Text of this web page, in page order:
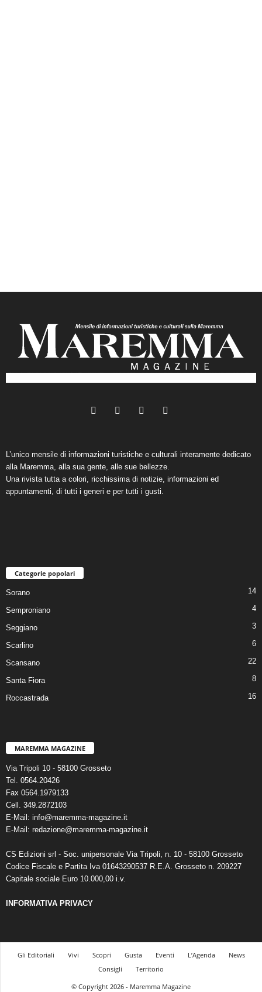
L’unico mensile di informazioni turistiche e culturali interamente dedicato
alla Maremma, alla sua gente, alle sue bellezze.
Una rivista tutta a colori, ricchissima di notizie, informazioni ed
appuntamenti, di tutti i generi e per tutti i gusti.
Categorie popolari
Sorano 14
Semproniano 4
Seggiano 3
Scarlino 6
Scansano 22
Santa Fiora 8
Roccastrada 16
MAREMMA MAGAZINE
Via Tripoli 10 - 58100 Grosseto
Tel. 0564.20426
Fax 0564.1979133
Cell. 349.2872103
E-Mail: info@maremma-magazine.it
E-Mail: redazione@maremma-magazine.it
CS Edizioni srl - Soc. unipersonale Via Tripoli, n. 10 - 58100 Grosseto
Codice Fiscale e Partita Iva 01643290537 R.E.A. Grosseto n. 209227
Capitale sociale Euro 10.000,00 i.v.
INFORMATIVA PRIVACY
Gli Editoriali Vivi Scopri Gusta Eventi L’Agenda
News
Consigli
Territorio
© Copyright 2026 - Maremma Magazine